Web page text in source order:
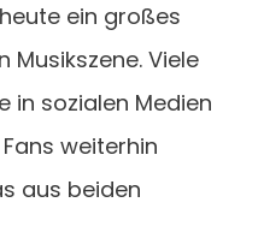
ein großes
Viele
in sozialen Medien
weiterhin
aus beiden